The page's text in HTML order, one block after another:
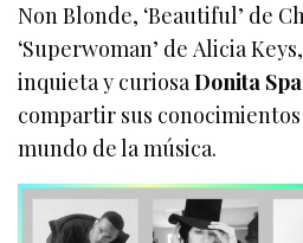
Non Blonde, ‘Beautiful’ de
‘Superwoman’ de Alicia
inquieta y curiosaDonita
compartir sus
mundo de la música.